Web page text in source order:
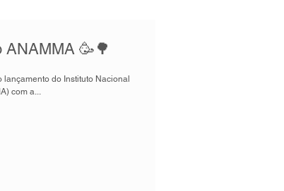
ANAMMA 🥳🌳
do Instituto Nacional
com a...